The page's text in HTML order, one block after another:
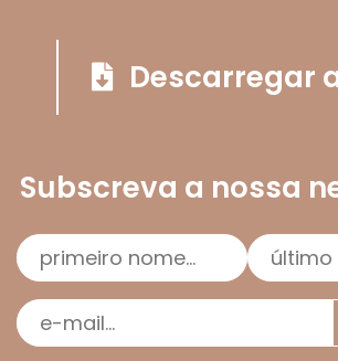
Subscreva a nossa
Descarregar